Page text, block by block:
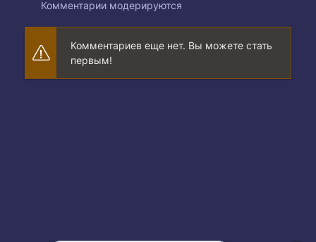
Комментарии модерируются
Комментариев еще нет. Вы можете стать
первым!